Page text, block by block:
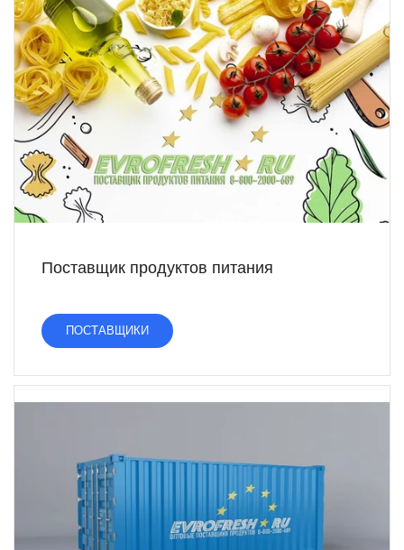
Поставщик продуктов питания
ПОСТАВЩИКИ